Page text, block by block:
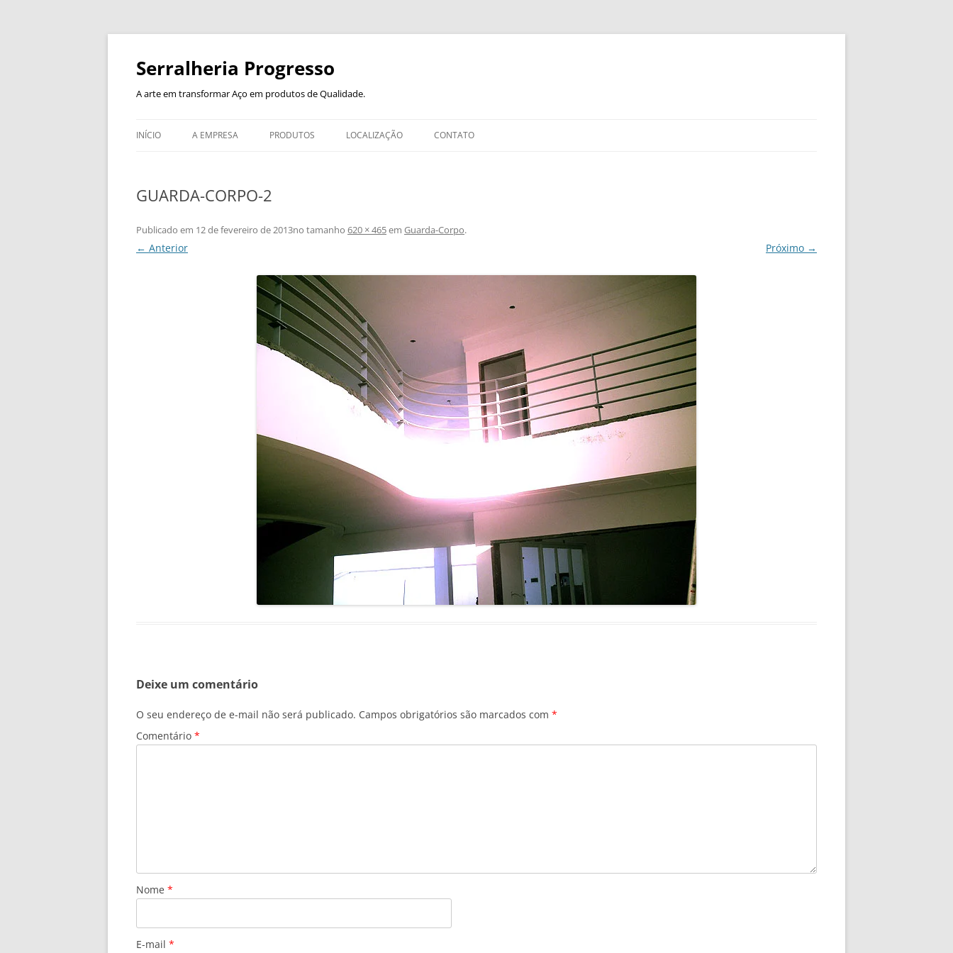
Pular
conteúdo
Serralheria Progresso
A arte em transformar Aço em produtos de Qualidade.
INÍCIO A EMPRESA PRODUTOS
PORTAS
PORTÕES
FERRO FORJADO
OUTROS SERVIÇOS
LOCALIZAÇÃO CONTATO
GUARDA-CORPO-2
Publicado em 12 de fevereiro de 2013no tamanho 620 × 465em Guarda-Corpo.
← Anterior Próximo →
Deixe um comentário
O seu endereço de e-mail não será publicado. Campos obrigatórios são marcados com *
Comentário *
Nome *
E-mail *